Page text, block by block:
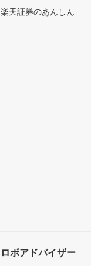
楽天証券のあんしん
ロボアドバイザー